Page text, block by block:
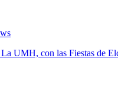
UMH, con las Fiestas de